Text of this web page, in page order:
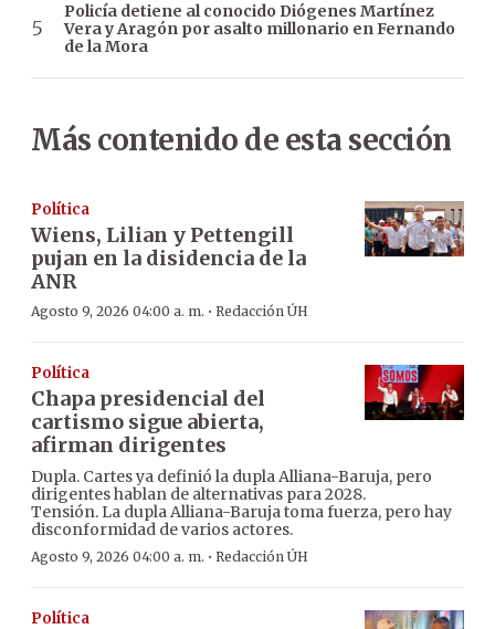
Policía detiene al conocido Diógenes Martínez
Vera y Aragón por asalto millonario en Fernando
de la Mora
Más contenido de esta sección
Política
Wiens, Lilian y Pettengill
pujan en la disidencia de la
ANR
Agosto 9, 2026 04:00 a. m. · Redacción ÚH
Política
Chapa presidencial del
cartismo sigue abierta,
afirman dirigentes
Dupla. Cartes ya definió la dupla Alliana-Baruja, pero
dirigentes hablan de alternativas para 2028.
Tensión. La dupla Alliana-Baruja toma fuerza, pero hay
disconformidad de varios actores.
Agosto 9, 2026 04:00 a. m. · Redacción ÚH
Política